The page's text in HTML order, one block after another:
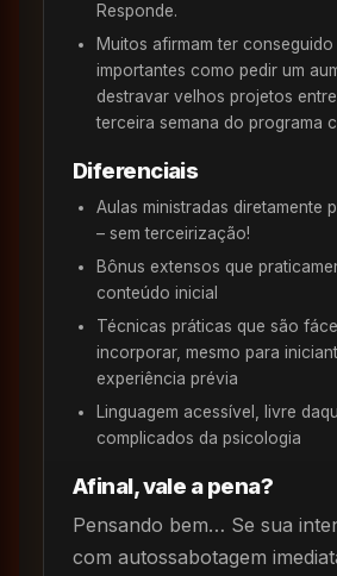
Responde.
Muitos afirmam ter
importantes como pedir um
destravar velhos projetos
terceira semana do programa
Diferenciais
Aulas ministradas diretamente
– sem terceirização!
Bônus extensos que
conteúdo inicial
Técnicas práticas que são
incorporar, mesmo para
experiência prévia
Linguagem acessível, livre
complicados da psicologia
Afinal, vale a pena?
Pensando bem… Se sua
com autossabotagem